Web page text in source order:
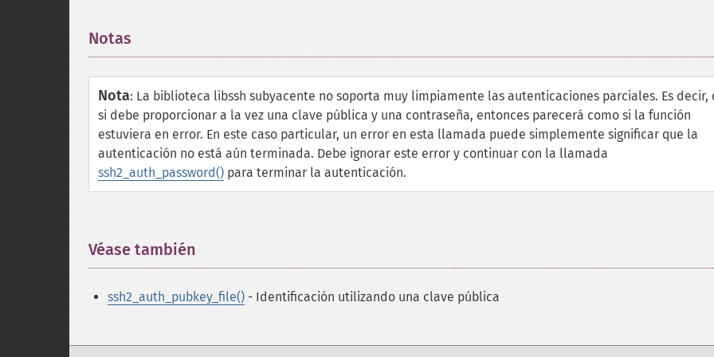
Notas
Nota: La biblioteca libssh subyacente no soporta muy limpiamente las autenticaciones parciales. Es decir,
si debe proporcionar a la vez una clave pública y una contraseña, entonces parecerá como si la función
estuviera en error. En este caso particular, un error en esta llamada puede simplemente significar que la
autenticación no está aún terminada. Debe ignorar este error y continuar con la llamada
ssh2_auth_password() para terminar la autenticación.
Véase también
ssh2_auth_pubkey_file() - Identificación utilizando una clave pública